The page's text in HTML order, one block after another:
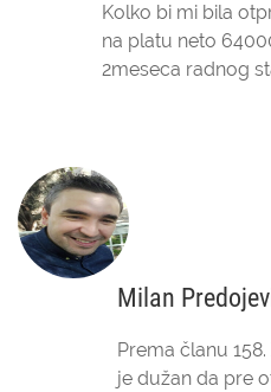
Kolko bi mi bila
na platu neto
2meseca radnog
Milan
Prema članu
je dužan da pre